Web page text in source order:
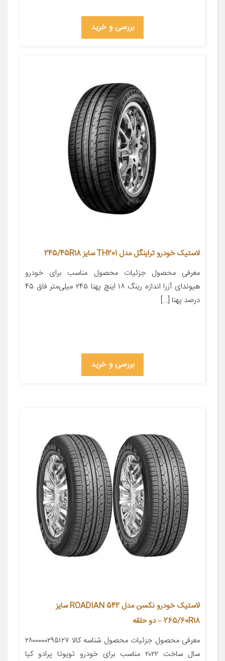
بررسی و خرید
لاستیک خودرو تراینگل مدل TH201 سایز 245/45R18
معرفی محصول جزئیات محصول مناسب برای خودرو
هیوندای آزرا اندازه رینگ ۱۸ اینچ پهنا ۲۴۵ میلی‌متر فاق ۴۵
درصد پهنا […]
بررسی و خرید
لاستیک خودرو نکسن مدل ROADIAN 542 سایز
265/60R18 – دو حلقه
معرفی محصول جزئیات محصول شناسه کالا ۲۸۰۰۰۰۰۲۹۵۱۲۷
سال ساخت ۲۰۲۲ مناسب برای خودرو تویوتا پرادو کیا